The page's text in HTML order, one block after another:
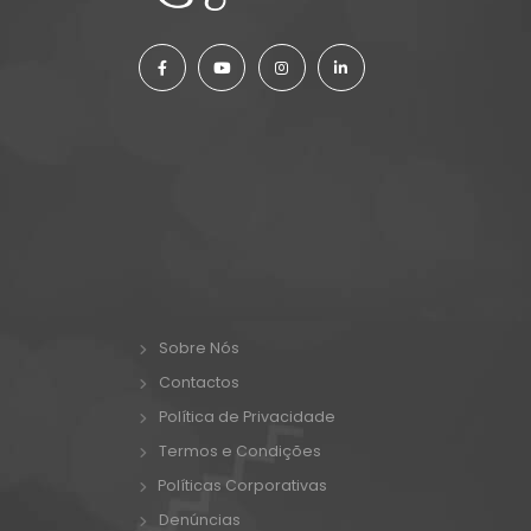
Sobre Nós
Contactos
Política de Privacidade
Termos e Condições
Políticas Corporativas
Denúncias